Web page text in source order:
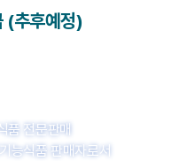
(추후예정)
품 전문판매
능식품 판매자로서